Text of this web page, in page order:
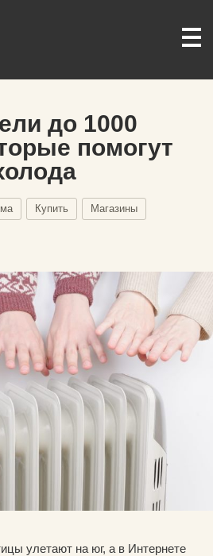
до 1000
помогут
Купить Магазины
улетают на юг, а в Интернете